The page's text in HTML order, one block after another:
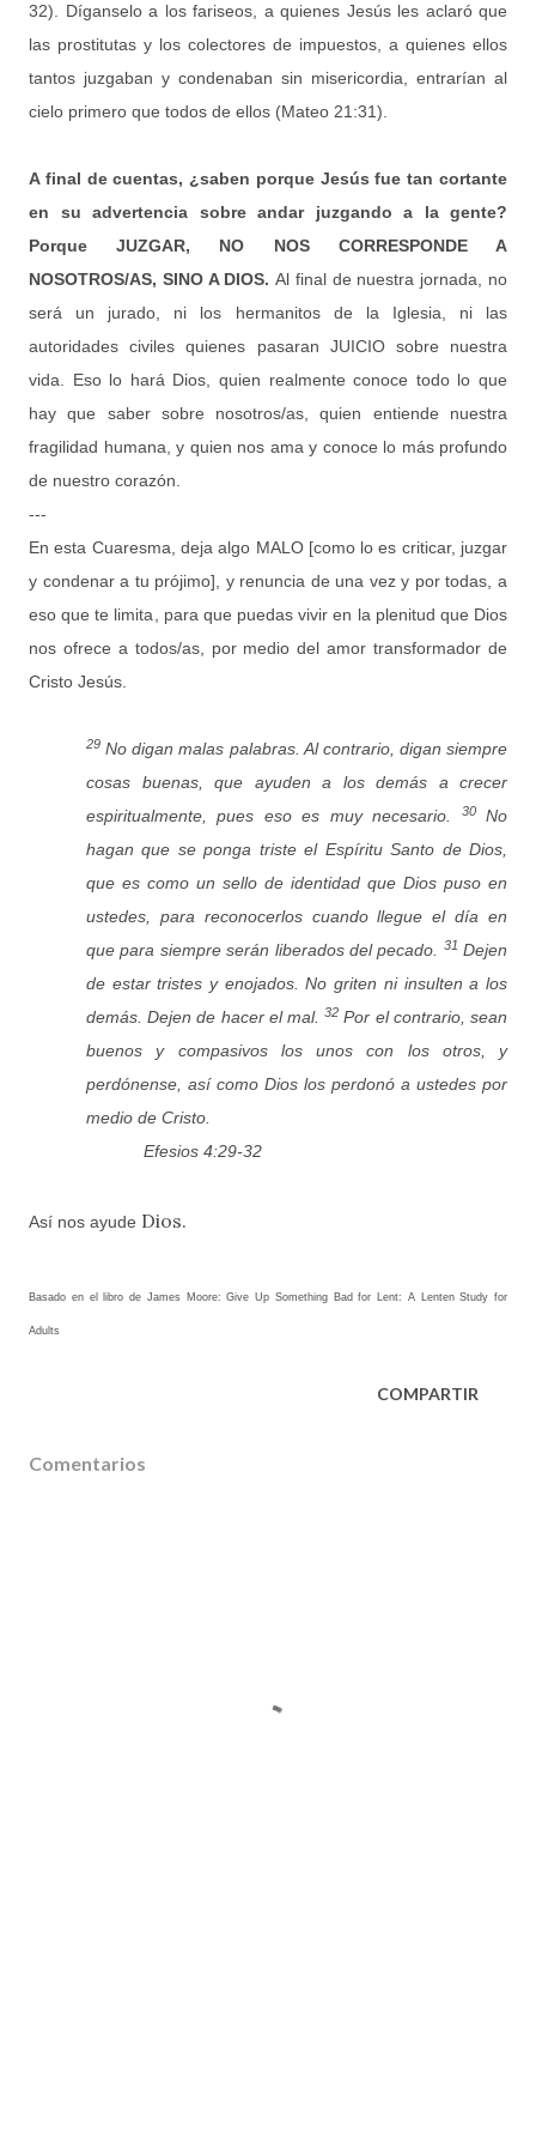
32). Díganselo a los fariseos, a quienes Jesús les aclaró que
las prostitutas y los colectores de impuestos, a quienes ellos
tantos juzgaban y condenaban sin misericordia, entrarían al
cielo primero que todos de ellos (Mateo 21:31).
A final de cuentas, ¿saben porque Jesús fue tan cortante
en su advertencia sobre andar juzgando a la gente?
Porque JUZGAR, NO NOS CORRESPONDE A
NOSOTROS/AS, SINO A DIOS.Al final de nuestra jornada, no
será un jurado, ni los hermanitos de la Iglesia, ni las
autoridades civiles quienes pasaran JUICIO sobre nuestra
vida. Eso lo hará Dios, quien realmente conoce todo lo que
hay que saber sobre nosotros/as, quien entiende nuestra
fragilidad humana, y quien nos ama y conoce lo más profundo
de nuestro corazón.
---
En esta Cuaresma, deja algo MALO [como lo es criticar, juzgar
y condenar a tu prójimo], y renuncia de una vez y por todas, a
eso que te limita, para que puedas vivir en la plenitud que Dios
nos ofrece a todos/as, por medio del amor transformador de
Cristo Jesús.
29 No digan malas palabras. Al contrario, digan siempre
cosas buenas, que ayuden a los demás a crecer
espiritualmente, pues eso es muy necesario.
30No
hagan que se ponga triste el Espíritu Santo de Dios,
que es como un sello de identidad que Dios puso en
ustedes, para reconocerlos cuando llegue el día en
que para siempre serán liberados del pecado.
31 Dejen
de estar tristes y enojados. No griten ni insulten a los
demás. Dejen de hacer el mal.32 Por el contrario, sean
buenos y compasivos los unos con los otros, y
perdónense, así como Dios los perdonó a ustedes por
medio de Cristo.
Efesios 4:29-32
Así nos ayude Dios.
Basado en el libro de James Moore:Give Up Something Bad for Lent: A Lenten Study for
Adults
COMPARTIR
Comentarios